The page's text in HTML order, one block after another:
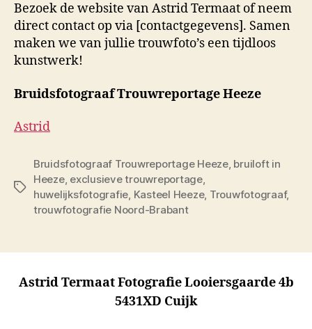
Bezoek de website van Astrid Termaat of neem
direct contact op via [contactgegevens]. Samen
maken we van jullie trouwfoto’s een tijdloos
kunstwerk!
Bruidsfotograaf Trouwreportage Heeze
Astrid
Tags
Bruidsfotograaf Trouwreportage Heeze, bruiloft in
Heeze, exclusieve trouwreportage,
huwelijksfotografie, Kasteel Heeze, Trouwfotograaf,
trouwfotografie Noord-Brabant
Astrid Termaat Fotografie Looiersgaarde 4b
5431XD Cuijk